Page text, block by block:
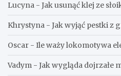
Lucyna - Jak usunąć klej ze
Khrystyna - Jak wyjąć pestki z
Oscar - Ile waży lokomotywa
Vadym - Jak wygląda dojrzałe